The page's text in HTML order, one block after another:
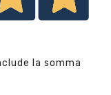
la somma